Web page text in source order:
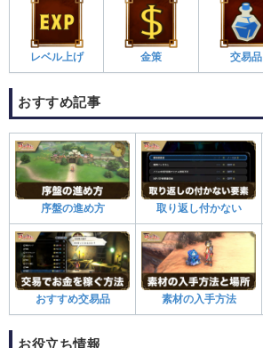
レベル上げ 金策 交易品
おすすめ記事
序盤の進め方 取り返し付かない
おすすめ交易品 素材の入手方法
お役立ち情報